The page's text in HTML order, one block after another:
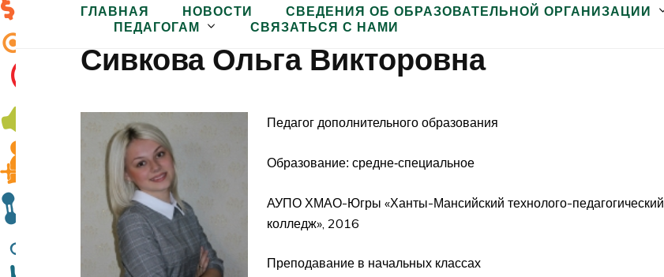
ГЛАВНАЯ НОВОСТИ СВЕДЕНИЯ ОБ ОБРАЗОВАТЕЛЬНОЙ ОРГАНИЗАЦИИ
ПЕДАГОГАМ
СВЯЗАТЬСЯ С НАМИ
Сивкова Ольга Викторовна
Педагог дополнительного образования
Образование: средне-специальное
АУПО ХМАО-Югры «Ханты-Мансийский технолого-педагогический
колледж», 2016
Преподавание в начальных классах